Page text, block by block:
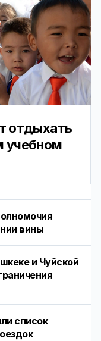
отдыхать
учебном
вины
и Чуйской
список